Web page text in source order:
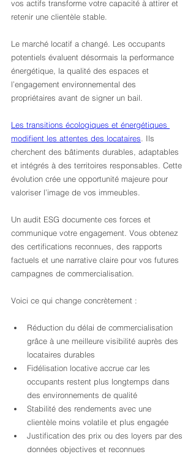
vos actifs transforme votre capacité à attirer et
retenir une clientèle stable.
Le marché locatif a changé. Les occupants
potentiels évaluent désormais la performance
énergétique, la qualité des espaces et
l’engagement environnemental des
propriétaires avant de signer un bail.
Les transitions écologiques et énergétiques
modifient les attentes des locataires. Ils
cherchent des bâtiments durables, adaptables
et intégrés à des territoires responsables. Cette
évolution crée une opportunité majeure pour
valoriser l’image de vos immeubles.
Un audit ESG documente ces forces et
communique votre engagement. Vous obtenez
des certifications reconnues, des rapports
factuels et une narrative claire pour vos futures
campagnes de commercialisation.
Voici ce qui change concrètement :
Réduction du délai de commercialisation
grâce à une meilleure visibilité auprès des
locataires durables
Fidélisation locative accrue car les
occupants restent plus longtemps dans
des environnements de qualité
Stabilité des rendements avec une
clientèle moins volatile et plus engagée
Justification des prix ou des loyers par des
données objectives et reconnues